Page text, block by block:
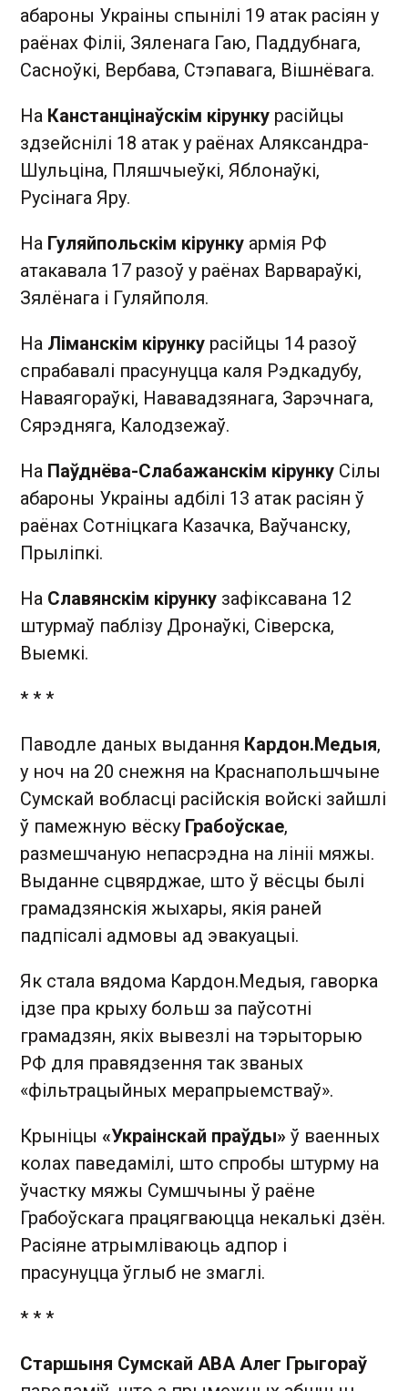
абароны Украіны спынілі 19 атак расіян у
раёнах Філіі, Зяленага Гаю, Паддубнага,
Сасноўкі, Вербава, Стэпавага, Вішнёвага.
На Канстанцінаўскім кірунку расійцы
здзейснілі 18 атак у раёнах Аляксандра-
Шульціна, Пляшчыеўкі, Яблонаўкі,
Русінага Яру.
На Гуляйпольскім кірунку армія РФ
атакавала 17 разоў у раёнах Варвараўкі,
Зялёнага і Гуляйполя.
На Ліманскім кірунку расійцы 14 разоў
спрабавалі прасунуцца каля Рэдкадубу,
Наваягораўкі, Нававадзянага, Зарэчнага,
Сярэдняга, Калодзежаў.
На Паўднёва-Слабажанскім кірунку Сілы
абароны Украіны адбілі 13 атак расіян ў
раёнах Сотніцкага Казачка, Ваўчанску,
Прыліпкі.
На Славянскім кірунку зафіксавана 12
штурмаў паблізу Дронаўкі, Сіверска,
Выемкі.
* * *
Паводле даных выдання Кардон.Медыя,
у ноч на 20 снежня на Краснапольшчыне
Сумскай вобласці расійскія войскі зайшлі
ў памежную вёску Грабоўскае,
размешчаную непасрэдна на лініі мяжы.
Выданне сцвярджае, што ў вёсцы былі
грамадзянскія жыхары, якія раней
падпісалі адмовы ад эвакуацыі.
Як стала вядома Кардон.Медыя, гаворка
ідзе пра крыху больш за паўсотні
грамадзян, якіх вывезлі на тэрыторыю
РФ для правядзення так званых
«фільтрацыйных мерапрыемстваў».
Крыніцы «Украінскай праўды» ў ваенных
колах паведамілі, што спробы штурму на
ўчастку мяжы Сумшчыны ў раёне
Грабоўскага працягваюцца некалькі дзён.
Расіяне атрымліваюць адпор і
прасунуцца ўглыб не змаглі.
* * *
Старшыня Сумскай АВА Алег Грыгораў